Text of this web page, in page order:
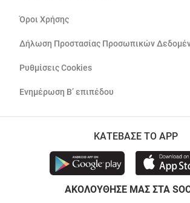
Όροι Χρήσης
Δήλωση Προστασίας Προσωπικών
Ρυθμίσεις Cookies
Ενημέρωση Β’ επιπέδου
ΚΑΤΕΒΑΣΕ ΤΟ APP
ΑΚΟΛΟΥΘΗΣΕ ΜΑΣ ΣΤΑ